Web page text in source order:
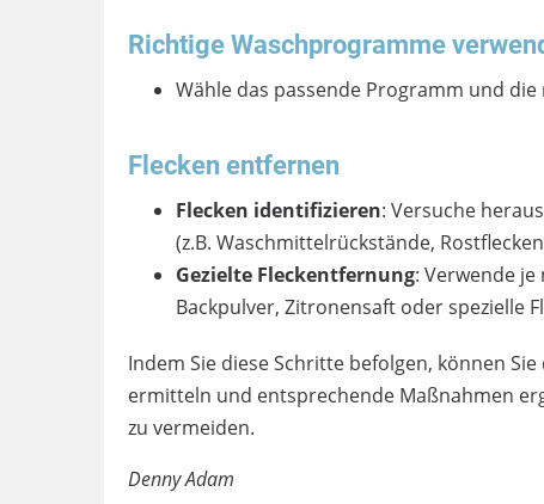
Richtige Waschprogramme
Wähle das passende Programm und
Flecken entfernen
Flecken identifizieren: Versuche
(z.B. Waschmittelrückstände,
Gezielte Fleckentfernung: Verwende je
Backpulver, Zitronensaft oder spezielle
Indem Sie diese Schritte befolgen, können
ermitteln und entsprechende Maßnahmen
zu vermeiden.
Denny Adam